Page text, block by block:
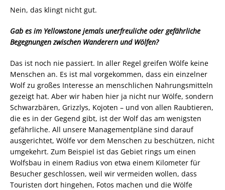
Nein, das klingt nicht gut.
Gab es im Yellowstone jemals unerfreuliche oder gefährliche
Begegnungen zwischen Wanderern und Wölfen?
Das ist noch nie passiert. In aller Regel greifen Wölfe keine
Menschen an. Es ist mal vorgekommen, dass ein einzelner
Wolf zu großes Interesse an menschlichen Nahrungsmitteln
gezeigt hat. Aber wir haben hier ja nicht nur Wölfe, sondern
Schwarzbären, Grizzlys, Kojoten – und von allen Raubtieren,
die es in der Gegend gibt, ist der Wolf das am wenigsten
gefährliche. All unsere Managementpläne sind darauf
ausgerichtet, Wölfe vor dem Menschen zu beschützen, nicht
umgekehrt. Zum Beispiel ist das Gebiet rings um einen
Wolfsbau in einem Radius von etwa einem Kilometer für
Besucher geschlossen, weil wir vermeiden wollen, dass
Touristen dort hingehen, Fotos machen und die Wölfe